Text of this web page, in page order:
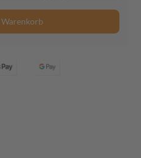
Warenkorb